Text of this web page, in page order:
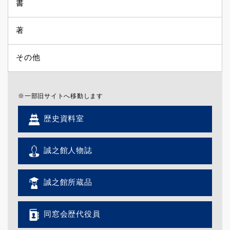
書
著
その他
※一部旧サイトへ移動します
歴史資料室
誠之館人物誌
誠之館所蔵品
同窓会歴代役員